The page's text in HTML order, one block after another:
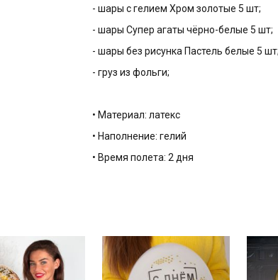
- шары с гелием Хром золотые 5 шт;
- шары Супер агаты чёрно-белые 5 шт;
- шары без рисунка Пастель белые 5 шт;
- груз из фольги;
• Материал: латекс
• Наполнение: гелий
• Время полета: 2 дня